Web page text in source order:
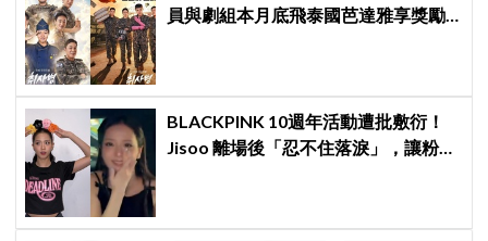
員與劇組本月底飛泰國芭達雅享獎勵
BLACKPINK 10週年活動遭批敷衍！
Jisoo 離場後「忍不住落淚」，讓粉絲